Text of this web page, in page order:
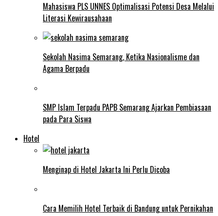
Mahasiswa PLS UNNES Optimalisasi Potensi Desa Melalui
Literasi Kewirausahaan
Sekolah Nasima Semarang, Ketika Nasionalisme dan
Agama Berpadu
SMP Islam Terpadu PAPB Semarang Ajarkan Pembiasaan
pada Para Siswa
Hotel
Menginap di Hotel Jakarta Ini Perlu Dicoba
Cara Memilih Hotel Terbaik di Bandung untuk Pernikahan